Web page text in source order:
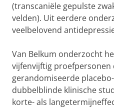
(transcaniële gepulste
velden). Uit eerdere
veelbelovend
Van Belkum onderzocht
vijfenvijftig proefpersonen
gerandomiseerde
dubbelblinde klinische
korte- als